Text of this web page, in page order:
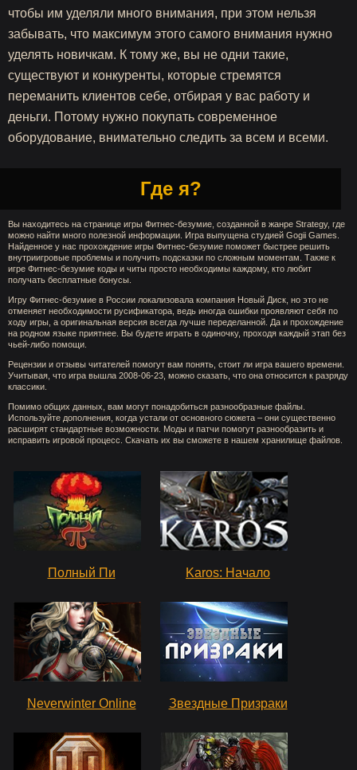
чтобы им уделяли много внимания, при этом нельзя
забывать, что максимум этого самого внимания нужно
уделять новичкам. К тому же, вы не одни такие,
существуют и конкуренты, которые стремятся
переманить клиентов себе, отбирая у вас работу и
деньги. Потому нужно покупать современное
оборудование, внимательно следить за всем и всеми.
Где я?
Вы находитесь на странице игры Фитнес-безумие, созданной в жанре Strategy, где
можно найти много полезной информации. Игра выпущена студией Gogii Games.
Найденное у нас прохождение игры Фитнес-безумие поможет быстрее решить
внутриигровые проблемы и получить подсказки по сложным моментам. Также к
игре Фитнес-безумие коды и читы просто необходимы каждому, кто любит
получать бесплатные бонусы.
Игру Фитнес-безумие в России локализовала компания Новый Диск, но это не
отменяет необходимости русификатора, ведь иногда ошибки проявляют себя по
ходу игры, а оригинальная версия всегда лучше переделанной. Да и прохождение
на родном языке приятнее. Вы будете играть в одиночку, проходя каждый этап без
чьей-либо помощи.
Рецензии и отзывы читателей помогут вам понять, стоит ли игра вашего времени.
Учитывая, что игра вышла 2008-06-23, можно сказать, что она относится к разряду
классики.
Помимо общих данных, вам могут понадобиться разнообразные файлы.
Используйте дополнения, когда устали от основного сюжета – они существенно
расширят стандартные возможности. Моды и патчи помогут разнообразить и
исправить игровой процесс. Скачать их вы сможете в нашем хранилище файлов.
Полный Пи Karos: Начало
Neverwinter Online Звездные Призраки